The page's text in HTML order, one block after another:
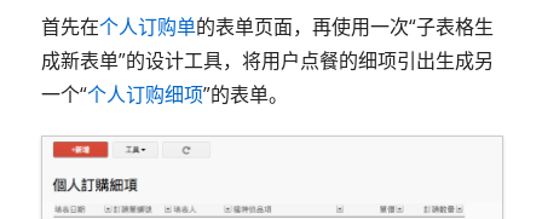
首先在个人订购单的表单页面，再使用一次“子表格生
成新表单”的设计工具，将用户点餐的细项引出生成另
一个“个人订购细项”的表单。